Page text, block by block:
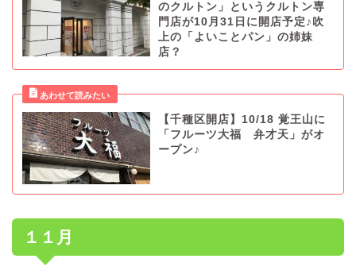
のクルトン」というクルトン専
門店が10月31日に開店予定♪吹
上の「よいことパン」の姉妹
店？
【千種区開店】10/18 覚王山に
「フルーツ大福 弁才天」がオ
ープン♪
１１月